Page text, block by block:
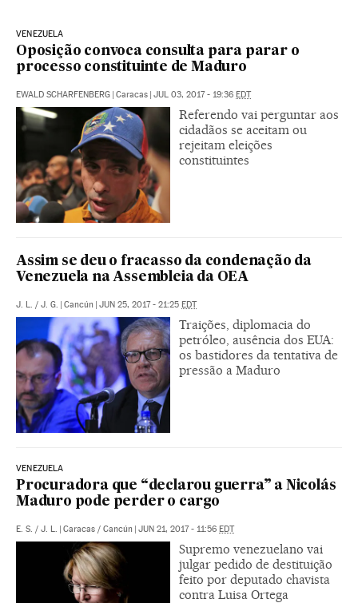
VENEZUELA
Oposição convoca consulta para parar o
processo constituinte de Maduro
EWALD SCHARFENBERG | Caracas | JUL 03, 2017 - 19:36 EDT
Referendo vai perguntar aos
cidadãos se aceitam ou
rejeitam eleições
constituintes
Assim se deu o fracasso da condenação da
Venezuela na Assembleia da OEA
J. L. / J. G. | Cancún | JUN 25, 2017 - 21:25 EDT
Traições, diplomacia do
petróleo, ausência dos EUA:
os bastidores da tentativa de
pressão a Maduro
VENEZUELA
Procuradora que “declarou guerra” a Nicolás
Maduro pode perder o cargo
E. S. / J. L. | Caracas / Cancún | JUN 21, 2017 - 11:56 EDT
Supremo venezuelano vai
julgar pedido de destituição
feito por deputado chavista
contra Luisa Ortega